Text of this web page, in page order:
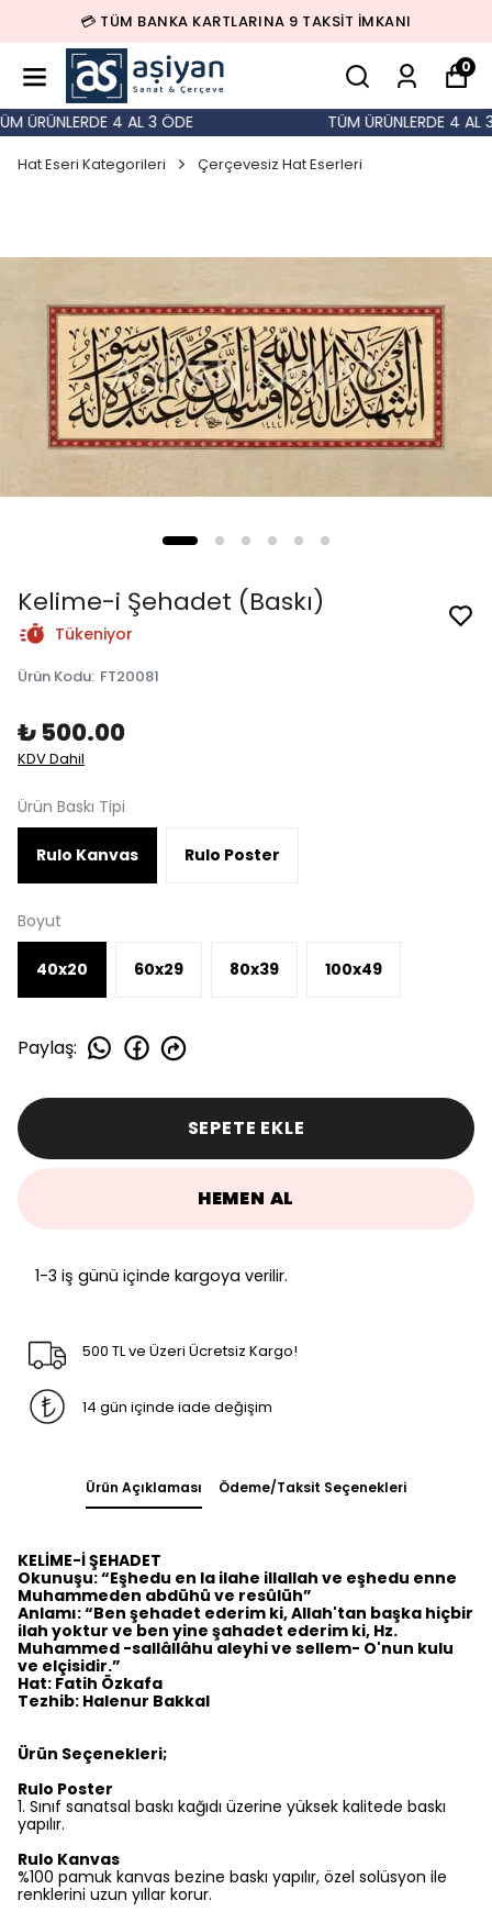
💳 TÜM BANKA KARTLARINA 9 TAKSİT İMKANI
0
ÜRÜNLERDE 4 AL 3 ÖDE TÜM ÜRÜNLERDE 4 AL 3
Hat Eseri Kategorileri Çerçevesiz Hat Eserleri
Kelime-i Şehadet (Baskı)
Tükeniyor
Ürün Kodu: FT20081
₺ 500.00
KDV Dahil
Ürün Baskı Tipi
Rulo Kanvas Rulo Poster
Boyut
40x20 60x29 80x39 100x49
Paylaş:
SEPETE EKLE
HEMEN AL
1-3 iş günü içinde kargoya verilir.
500 TL ve Üzeri Ücretsiz Kargo!
14 gün içinde iade değişim
Ürün Açıklaması Ödeme/Taksit Seçenekleri
KELİME-İ ŞEHADET
Okunuşu: “Eşhedu en la ilahe illallah ve eşhedu enne
Muhammeden abdühû ve resûlüh”
Anlamı: “Ben şehadet ederim ki, Allah'tan başka hiçbir
ilah yoktur ve ben yine şahadet ederim ki, Hz.
Muhammed -sallâllâhu aleyhi ve sellem- O'nun kulu
ve elçisidir.”
Hat: Fatih Özkafa
Tezhib: Halenur Bakkal
Ürün Seçenekleri;
Rulo Poster
1.⁠ ⁠Sınıf sanatsal baskı kağıdı üzerine yüksek kalitede baskı
yapılır.
Rulo Kanvas
%100 pamuk kanvas bezine baskı yapılır, özel solüsyon ile
renklerini uzun yıllar korur.